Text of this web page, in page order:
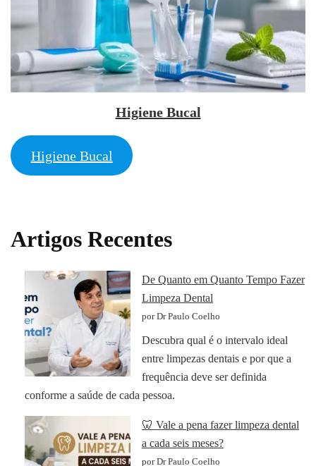
Higiene Bucal
Higiene Bucal
Artigos Recentes
De Quanto em Quanto Tempo Fazer
Limpeza Dental
por Dr Paulo Coelho
Descubra qual é o intervalo ideal
entre limpezas dentais e por que a
frequência deve ser definida
conforme a saúde de cada pessoa.
🦷 Vale a pena fazer limpeza dental
a cada seis meses?
por Dr Paulo Coelho